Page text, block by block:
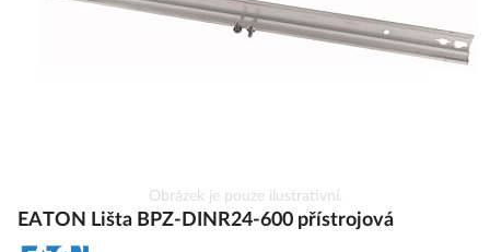
na
Obrázek je pouze ilustrativní.
EATON Lišta BPZ-DINR24-600 přístrojová